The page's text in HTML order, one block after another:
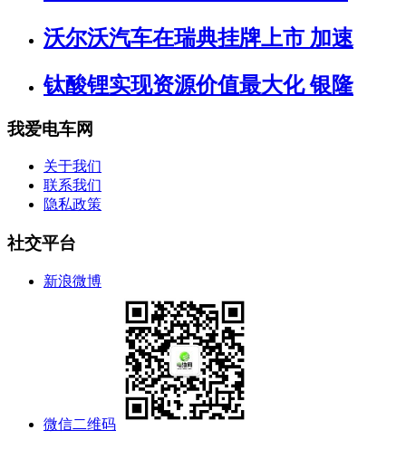
沃尔沃汽车在瑞典挂牌上市 加速
钛酸锂实现资源价值最大化 银隆
我爱电车网
关于我们
联系我们
隐私政策
社交平台
新浪微博
微信二维码